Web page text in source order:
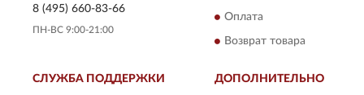
8 (495) 660-83-66
ПН-ВС 9:00-21:00
Оплата
Возврат товара
СЛУЖБА ПОДДЕРЖКИ ДОПОЛНИТЕЛЬНО